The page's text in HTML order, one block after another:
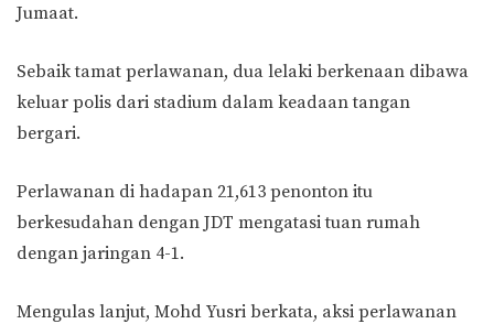
Jumaat.
Sebaik tamat perlawanan, dua lelaki berkenaan dibawa
keluar polis dari stadium dalam keadaan tangan
bergari.
Perlawanan di hadapan 21,613 penonton itu
berkesudahan dengan JDT mengatasi tuan rumah
dengan jaringan 4-1.
Mengulas lanjut, Mohd Yusri berkata, aksi perlawanan